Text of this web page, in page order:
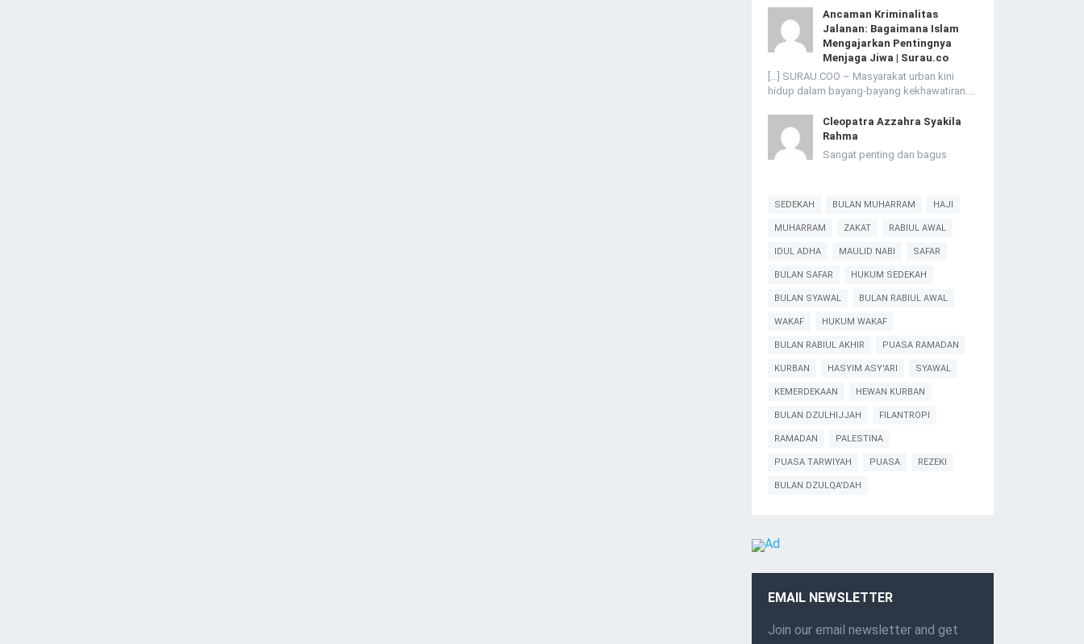
Ancaman Kriminalitas
Jalanan: Bagaimana Islam
Mengajarkan Pentingnya
Menjaga Jiwa | Surau.co
[…] SURAU.COO – Masyarakat urban kini
hidup dalam bayang-bayang kekhawatiran.…
Cleopatra Azzahra Syakila
Rahma
Sangat penting dan bagus
SEDEKAH BULAN MUHARRAM HAJI
MUHARRAM ZAKAT RABIUL AWAL
IDUL ADHA MAULID NABI SAFAR
BULAN SAFAR HUKUM SEDEKAH
BULAN SYAWAL BULAN RABIUL AWAL
WAKAF HUKUM WAKAF
BULAN RABIUL AKHIR PUASA RAMADAN
KURBAN HASYIM ASY'ARI SYAWAL
KEMERDEKAAN HEWAN KURBAN
BULAN DZULHIJJAH FILANTROPI
RAMADAN PALESTINA
PUASA TARWIYAH PUASA REZEKI
BULAN DZULQA'DAH
EMAIL NEWSLETTER
Join our email newsletter and get